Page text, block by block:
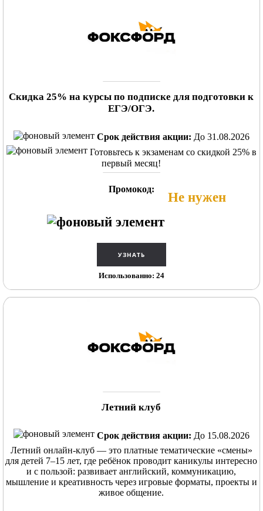
Скидка 25% на курсы по подписке для подготовки к
ЕГЭ/ОГЭ.
Срок действия акции: До 31.08.2026
Готовьтесь к экзаменам со скидкой 25% в
первый месяц!
Промокод:
Не нужен
Использованно: 24
Летний клуб
Срок действия акции: До 15.08.2026
Летний онлайн-клуб — это платные тематические «смены»
для детей 7–15 лет, где ребёнок проводит каникулы интересно
и с пользой: развивает английский, коммуникацию,
мышление и креативность через игровые форматы, проекты и
живое общение.